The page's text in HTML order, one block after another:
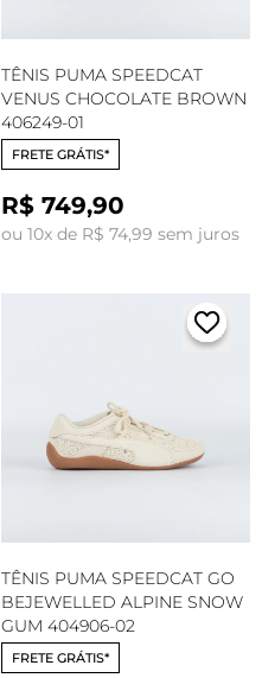
TÊNIS PUMA SPEEDCAT
VENUS CHOCOLATE BROWN
406249-01
FRETE GRÁTIS*
R$ 749,90
ou 10x de R$ 74,99 sem juros
TÊNIS PUMA SPEEDCAT GO
BEJEWELLED ALPINE SNOW
GUM 404906-02
FRETE GRÁTIS*